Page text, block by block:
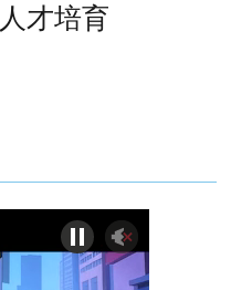
才培育